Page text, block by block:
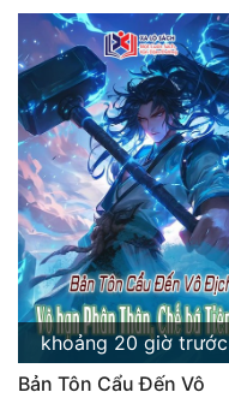
Truyện Nam
Truyện Nữ
Vô Địch Lưu
Xây Dựng Thế Lực
Đam Mỹ
Đẹp
Đẹp Hiệp
Tính Cách Nhân Vật :
khoảng 20 giờ trước
Bản Tôn Cẩu Đến Vô